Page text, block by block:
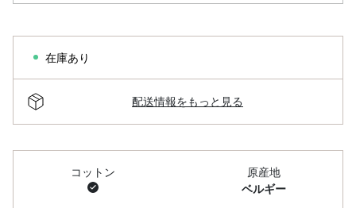
在庫あり
配送情報をもっと見る
コットン
原産地
ベルギー